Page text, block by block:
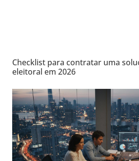
Checklist para contratar uma
eleitoral em 2026